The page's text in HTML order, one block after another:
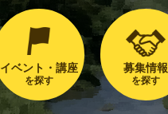
イベント・講座
を探す
募集情報
を探す